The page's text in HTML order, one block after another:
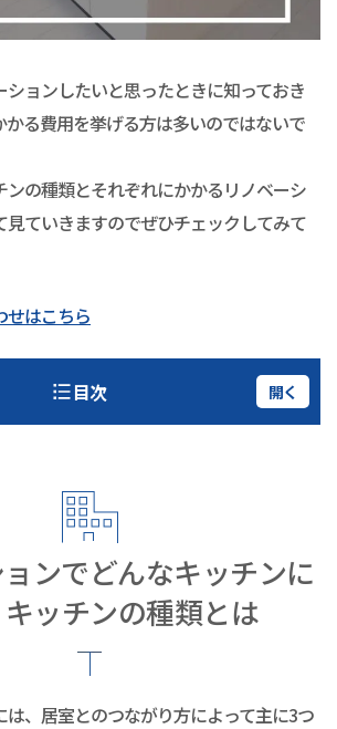
ョンしたいと思ったときに知っておき
かる費用を挙げる方は多いのではないで
ンの種類とそれぞれにかかるリノベーシ
見ていきますのでぜひチェックしてみて
せはこちら
目次 開く
ンでどんなキッチンに
ッチンの種類とは
は、居室とのつながり方によって主に3つ